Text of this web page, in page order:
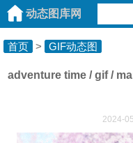
动态图库网
首页 > GIF动态图
adventure time / gif /
2024-